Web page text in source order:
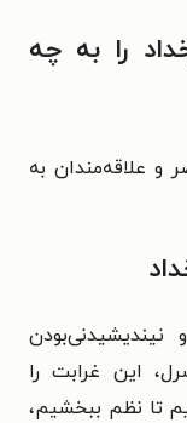
را به چه
و علاقه‌مندان به
نیندیشیدنی‌بودن
این غرابت را
تا نظم ببخشیم،